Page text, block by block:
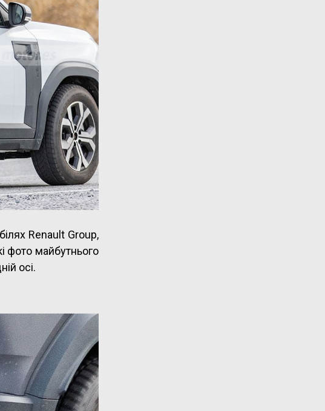
Renault Group,
фото майбутнього
осі.